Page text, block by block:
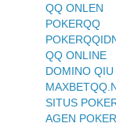
QQ ONLEN
POKERQQ
QQ ONLINE
DOMINO QIU
SITUS
AGEN